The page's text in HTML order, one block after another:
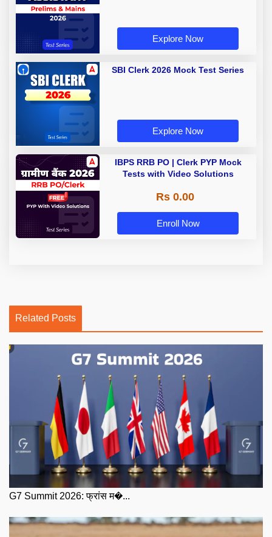
Explore Now
SBI Clerk 2026 Mock Test Series
Explore Now
IBPS RRB PO | Clerk PYP Mock
Tests with Video Solutions
Rs 0.00
Enroll Now
Related Posts
G7 Summit 2026: फ्रांस म�...